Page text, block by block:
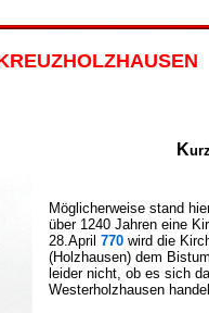
K
Möglicherweise stand
über 1240 Jahren eine
28.April 770 wird die
(Holzhausen) dem
leider nicht, ob es sich
Westerholzhausen